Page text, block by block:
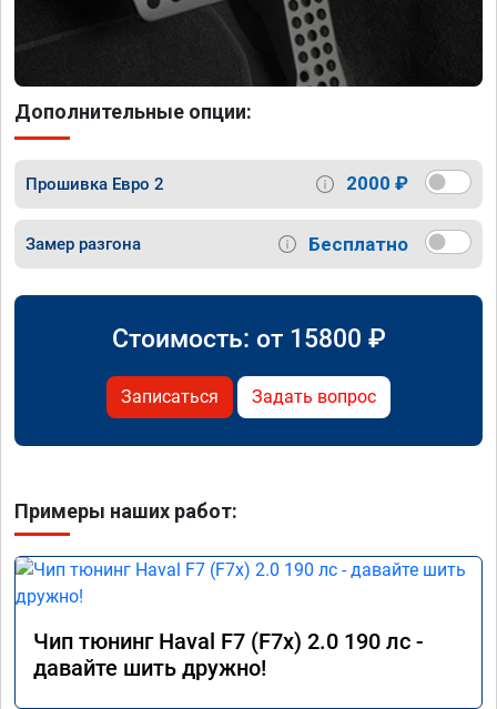
Дополнительные опции:
Прошивка Евро 2 2000 ₽
Замер разгона Бесплатно
Стоимость: от 15800 ₽
Записаться Задать вопрос
Примеры наших работ:
Чип тюнинг Haval F7 (F7x) 2.0 190 лс -
давайте шить дружно!